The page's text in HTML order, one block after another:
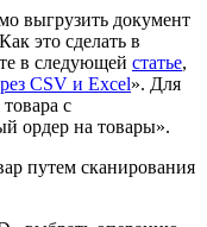
выгрузить документ
это сделать в
в следующей статье,
CSV и Excel». Для
с
ордер на товары».
путем сканирования